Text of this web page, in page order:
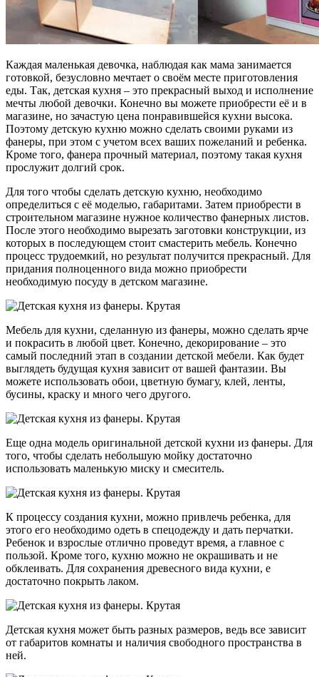
Каждая маленькая девочка, наблюдая как мама занимается
готовкой, безусловно мечтает о своём месте приготовления
еды. Так, детская кухня – это прекрасный выход и исполнение
мечты любой девочки. Конечно вы можете приобрести её и в
магазине, но зачастую цена понравившейся кухни высока.
Поэтому детскую кухню можно сделать своими руками из
фанеры, при этом с учетом всех ваших пожеланий и ребенка.
Кроме того, фанера прочный материал, поэтому такая кухня
прослужит долгий срок.
Для того чтобы сделать детскую кухню, необходимо
определиться с её моделью, габаритами. Затем приобрести в
строительном магазине нужное количество фанерных листов.
После этого необходимо вырезать заготовки конструкции, из
которых в последующем стоит смастерить мебель. Конечно
процесс трудоемкий, но результат получится прекрасный. Для
придания полноценного вида можно приобрести
необходимую посуду в детском магазине.
Мебель для кухни, сделанную из фанеры, можно сделать ярче
и покрасить в любой цвет. Конечно, декорирование – это
самый последний этап в создании детской мебели. Как будет
выглядеть будущая кухня зависит от вашей фантазии. Вы
можете использовать обои, цветную бумагу, клей, ленты,
бусины, краску и много чего другого.
Еще одна модель оригинальной детской кухни из фанеры. Для
того, чтобы сделать небольшую мойку достаточно
использовать маленькую миску и смеситель.
К процессу создания кухни, можно привлечь ребенка, для
этого его необходимо одеть в спецодежду и дать перчатки.
Ребенок и взрослые отлично проведут время, а главное с
пользой. Кроме того, кухню можно не окрашивать и не
обклеивать. Для сохранения древесного вида кухни, е
достаточно покрыть лаком.
Детская кухня может быть разных размеров, ведь все зависит
от габаритов комнаты и наличия свободного пространства в
ней.